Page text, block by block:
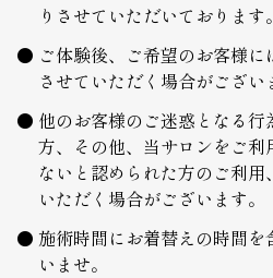
りさせていただいております。
ご体験後、ご希望のお客様
させていただく場合がござい
他のお客様のご迷惑となる
方、その他、当サロンをご利
ないと認められた方のご利
いただく場合がございます。
施術時間にお着替えの時間を
いませ。